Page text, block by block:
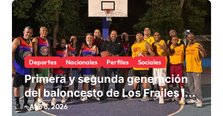
e
e
n
t
r
a
d
Deportes Nacionales Perfiles Sociales
Primera y segunda generación
del baloncesto de Los Frailes I
fortalecen la hermandad en
Ago 6, 2026